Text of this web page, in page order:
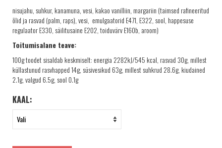
PROJEKTID
PAKUME TÖÖD
nisujahu, suhkur, kanamuna, vesi, kakao vanilliin, margariin (taimsed rafineeritud
õlid ja rasvad (palm, raps), vesi, emulgaatorid E471, E322, sool, happesuse
regulaator E330, säilitusaine E202, toiduvärv E160b, aroom)
Toitumisalane teave:
100g toodet sisaldab keskmiselt: energia 2282kJ/545 kcal, rasvad 30g, millest
küllastunud rasvhapped 14g, süsivesikud 63g, millest suhkrud 28.6g, kiudained
2.1g, valgud 6.5g, sool 0.1g
KAAL: